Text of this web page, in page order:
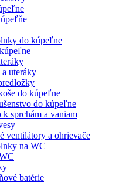
do kúpeľne
uteráky
do kúpeľne
do kúpeľne
k sprchám a vaniam
ventilátory a ohrievače
na WC
batérie